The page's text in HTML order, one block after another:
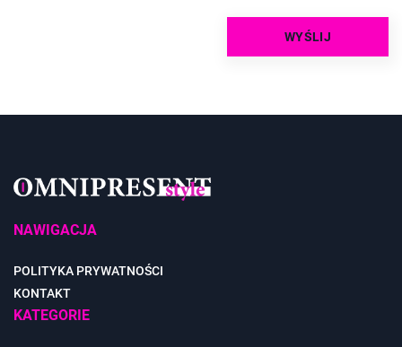
NAWIGACJA
POLITYKA PRYWATNOŚCI
KONTAKT
KATEGORIE